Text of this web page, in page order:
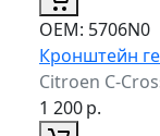
ОЕМ: 5706N0
Кронштейн
Citroen C-
1 200р.